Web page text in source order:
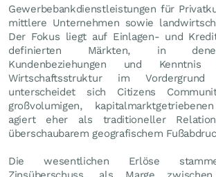
Gewerbebankdienstleistungen für
mittlere Unternehmen sowie
Der Fokus liegt auf Einlagen- und
definierten Märkten, in
Kundenbeziehungen und
Wirtschaftsstruktur im
unterscheidet sich Citizens
großvolumigen,
agiert eher als traditioneller
überschaubarem geografischem
Die wesentlichen Erlöse